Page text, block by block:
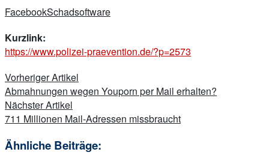
FacebookSchadsoftware
Kurzlink:
https://www.polizei-praevention.de/?p=2573
Beitragsnavigation
Vorheriger Artikel
Abmahnungen wegen Youporn per Mail erhalten?
Nächster Artikel
711 Millionen Mail-Adressen missbraucht
Ähnliche Beiträge: